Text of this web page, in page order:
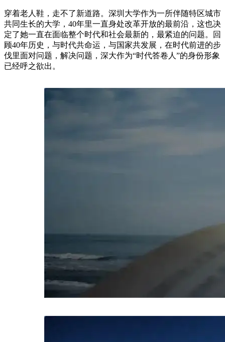
穿着老人鞋，走不了新道路。深圳大学作为一所伴随特区城市
共同生长的大学，40年里一直身处改革开放的最前沿，这也决
定了她一直在面临整个时代和社会最新的，最紧迫的问题。回
顾40年历史，与时代共命运，与国家共发展，在时代前进的步
伐里面对问题，解决问题，深大作为“时代答卷人”的身份形象
已经呼之欲出。